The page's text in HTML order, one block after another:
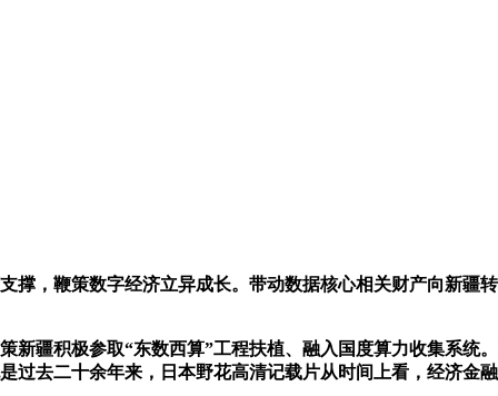
，鞭策数字经济立异成长。带动数据核心相关财产向新疆
疆积极参取“东数西算”工程扶植、融入国度算力收集系统
过去二十余年来，日本野花高清记载片从时间上看，经济金